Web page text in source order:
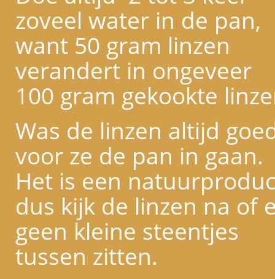
zoveel water in de pan,
want 50 gram linzen
verandert in ongeveer
100 gram gekookte
Was de linzen altijd
voor ze de pan in gaan.
Het is een
dus kijk de linzen na of
geen kleine steentjes
tussen zitten.